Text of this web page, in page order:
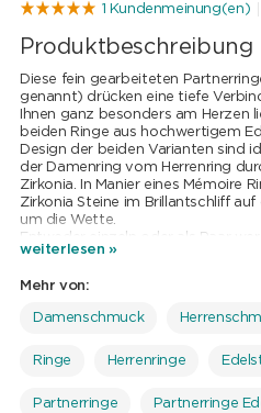
1 Kundenmeinung(en)
Produktbeschreibung
Diese fein gearbeiteten
genannt) drücken eine tiefe
Ihnen ganz besonders am Herzen
beiden Ringe aus hochwertigem
Design der beiden Varianten sind
der Damenring vom Herrenring
Zirkonia. In Manier eines Mémoire
Zirkonia Steine im Brillantschliff
um die Wette.
Schmuckbox geliefert. Verfügbar
weiterlesen »
Mehr von:
Damenschmuck
Ringe Herrenringe
Partnerringe Partnerringe